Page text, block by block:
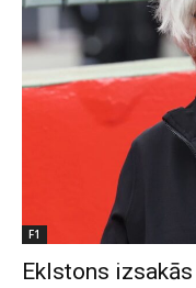
F1
Eklstons